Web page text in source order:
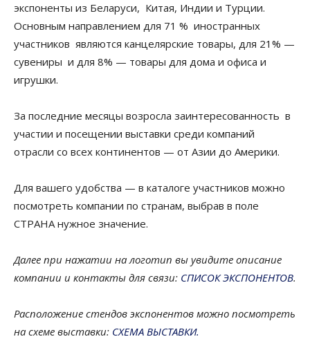
экспоненты из Беларуси, Китая, Индии и Турции.
Основным направлением для 71 % иностранных
участников являются канцелярские товары, для 21% —
сувениры и для 8% — товары для дома и офиса и
игрушки.
За последние месяцы возросла заинтересованность в
участии и посещении выставки среди компаний
отрасли со всех континентов — от Азии до Америки.
Для вашего удобства — в каталоге участников можно
посмотреть компании по странам, выбрав в поле
СТРАНА нужное значение.
Далее при нажатии на логотип вы увидите описание
компании и контакты для связи: СПИСОК ЭКСПОНЕНТОВ.
Расположение стендов экспонентов можно посмотреть
на схеме выставки: СХЕМА ВЫСТАВКИ.